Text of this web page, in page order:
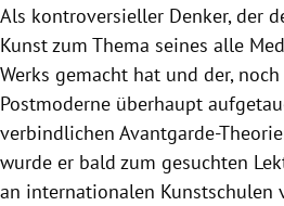
Als kontroversieller Denker, der
Kunst zum Thema seines alle
Werks gemacht hat und der,
Postmoderne überhaupt
verbindlichen Avantgarde-
wurde er bald zum gesuchten
an internationalen Kunstschulen